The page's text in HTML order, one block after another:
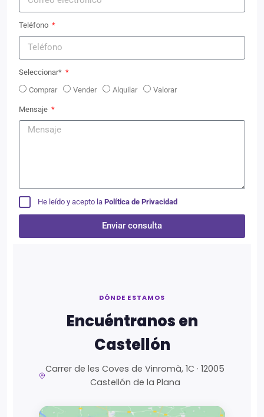
Teléfono
Seleccionar*
Comprar
Vender Alquilar Valorar
Mensaje
He leído y acepto la Política de Privacidad
Enviar consulta
DÓNDE ESTAMOS
Encuéntranos en
Castellón
Carrer de les Coves de Vinromà, 1C · 12005
Castellón de la Plana